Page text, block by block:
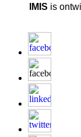
IMIS is